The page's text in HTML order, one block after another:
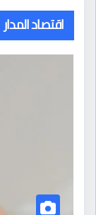
اقتصاد المدار